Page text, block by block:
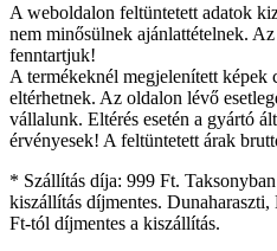
A weboldalon feltüntetett adatok
nem minősülnek ajánlattételnek.
fenntartjuk!
A termékeknél megjelenített képek
eltérhetnek. Az oldalon lévő
vállalunk. Eltérés esetén a gyártó
érvényesek! A feltüntetett árak
* Szállítás díja: 999 Ft.
kiszállítás díjmentes.
Ft-tól díjmentes a kiszállítás.